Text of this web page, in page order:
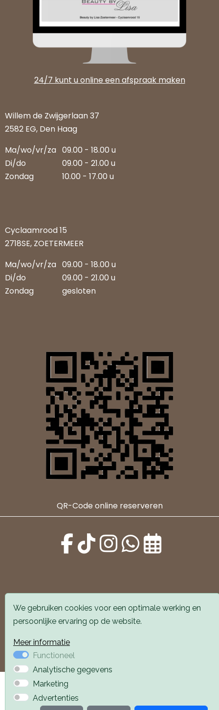
24/7 kunt u online een afspraak maken
Willem de Zwijgerlaan 37
2582 EG, Den Haag
Ma/wo/vr/za 09.00 - 18.00 u
Di/do
09.00 - 21.00 u
Zondag
10.00 - 17.00 u
Cyclaamrood 15
2718SE, ZOETERMEER
Ma/wo/vr/za 09.00 - 18.00 u
Di/do
09.00 - 21.00 u
Zondag
gesloten
QR-Code online reserveren
Alle locaties zijn goed bereikbaar met auto en
openbaar vervoer. Er is parkeergelegenheid voor de
Privacyverklaring
We gebruiken cookies voor een optimale werking en
persoonlijke ervaring op de website.
Meer informatie
Functioneel
Analytische gegevens
Marketing
Advertenties